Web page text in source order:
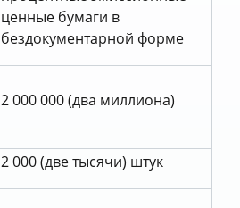
ценные бумаги в
бездокументарной форме
2 000 000 (два миллиона)
2 000 (две тысячи) штук